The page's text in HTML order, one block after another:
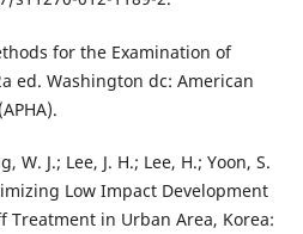
for the Examination of
ed. Washington dc: American
W. J.; Lee, J. H.; Lee, H.; Yoon, S.
Low Impact Development
Treatment in Urban Area, Korea: